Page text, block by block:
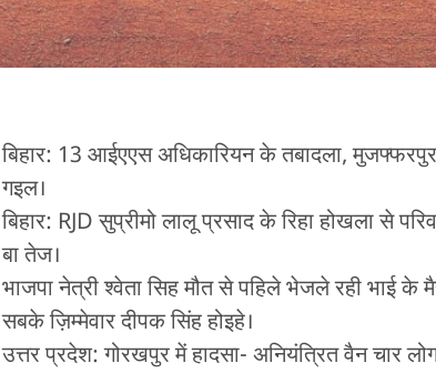
बिहार: 13 आईएएस अधिकारियन के तबादला,
गइल।
बिहार: RJD सुप्रीमो लालू प्रसाद के रिहा होखला से
बा तेज।
भाजपा नेत्री श्वेता सिह मौत से पहिले भेजले रही भाई
सबके ज़िम्मेवार दीपक सिंह होइहे।
उत्तर प्रदेश: गोरखपुर में हादसा- अनियंत्रित वैन चार